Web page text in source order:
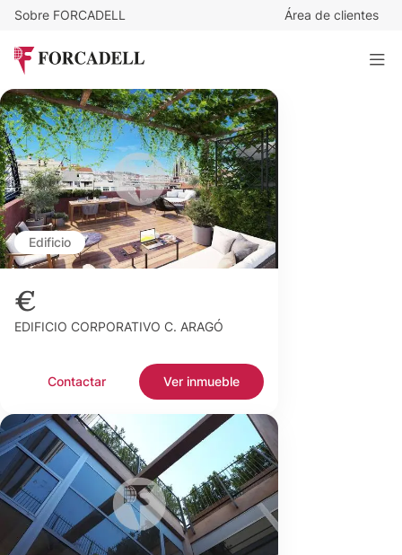
Sobre FORCADELL Área de clientes
Edificio
€
EDIFICIO CORPORATIVO C. ARAGÓ
Contactar Ver inmueble